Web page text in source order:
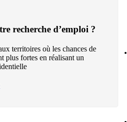
recherche d’emploi ?
territoires où les chances de
plus fortes en réalisant un